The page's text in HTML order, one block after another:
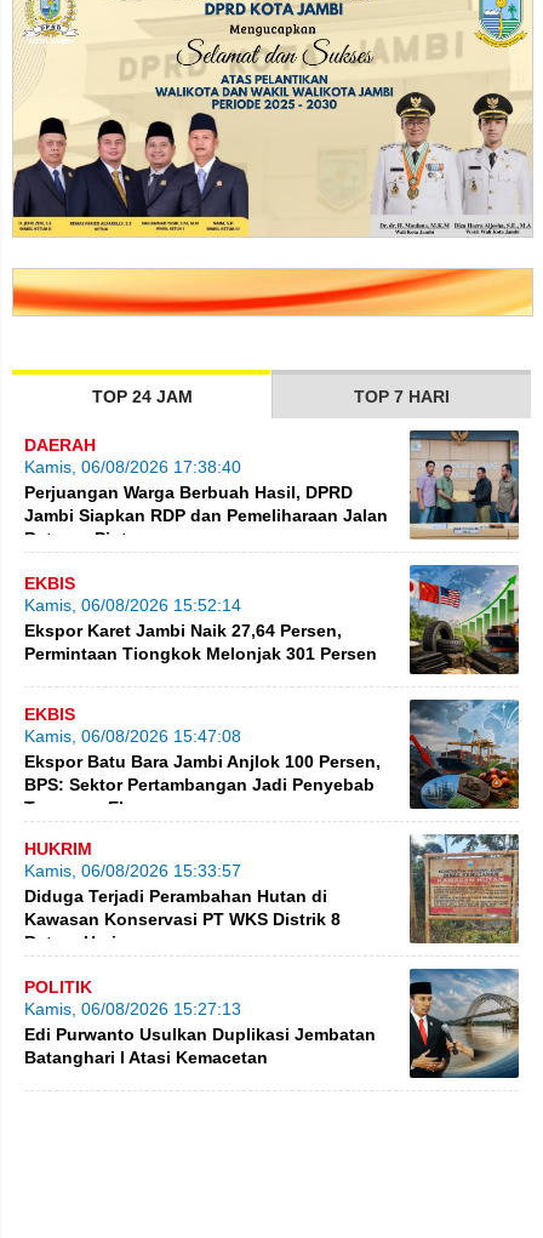
TOP 24 JAM TOP 7 HARI
DAERAH
Kamis, 06/08/2026 17:38:40
Perjuangan Warga Berbuah Hasil, DPRD
Jambi Siapkan RDP dan Pemeliharaan Jalan
Betung–Pintas
EKBIS
Kamis, 06/08/2026 15:52:14
Ekspor Karet Jambi Naik 27,64 Persen,
Permintaan Tiongkok Melonjak 301 Persen
EKBIS
Kamis, 06/08/2026 15:47:08
Ekspor Batu Bara Jambi Anjlok 100 Persen,
BPS: Sektor Pertambangan Jadi Penyebab
Turunnya Ekspor
HUKRIM
Kamis, 06/08/2026 15:33:57
Diduga Terjadi Perambahan Hutan di
Kawasan Konservasi PT WKS Distrik 8
BatangHari
POLITIK
Kamis, 06/08/2026 15:27:13
Edi Purwanto Usulkan Duplikasi Jembatan
Batanghari I Atasi Kemacetan